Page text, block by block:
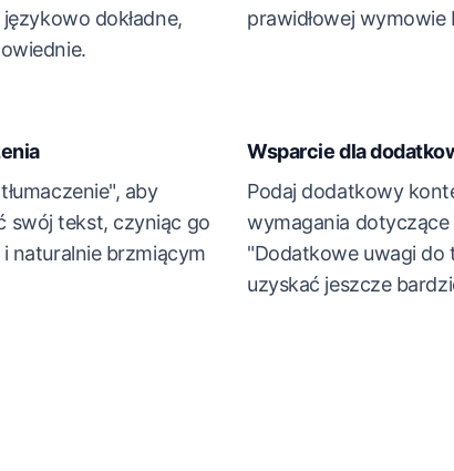
dokładne,
prawidłowej wymowie
aby
swój tekst, czyniąc go
naturalnie brzmiącym
Wsparcie dla
Podaj dodatkowy
wymagania dotyczące
"Dodatkowe uwagi do
uzyskać jeszcze